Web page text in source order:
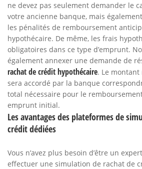
ne devez pas seulement demander le
votre ancienne banque, mais
les pénalités de remboursement
hypothécaire. De même, les frais
obligatoires dans ce type d’emprunt.
également annexer une demande de
rachat de crédit hypothécaire. Le
sera accordé par la banque
total nécessaire pour le
emprunt initial.
Les avantages des plateformes de
crédit dédiées
Vous n’avez plus besoin d’être un
effectuer une simulation de rachat de